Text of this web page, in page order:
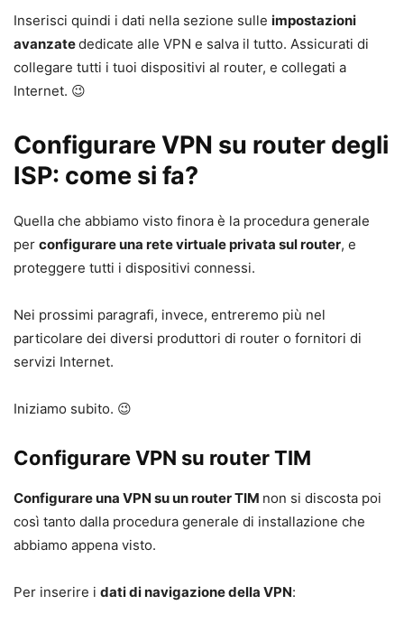
Inserisci quindi i dati nella sezione sulle impostazioni
avanzatededicate alle VPN e salva il tutto. Assicurati di
collegare tutti i tuoi dispositivi al router, e collegati a
Internet. 😉
Configurare VPN su router degli
ISP: come si fa?
Quella che abbiamo visto finora è la procedura generale
per configurare una rete virtuale privata sul router, e
proteggere tutti i dispositivi connessi.
Nei prossimi paragrafi, invece, entreremo più nel
particolare dei diversi produttori di router o fornitori di
servizi Internet.
Iniziamo subito. 😉
Configurare VPN su router TIM
Configurare una VPN su un router TIM non si discosta poi
così tanto dalla procedura generale di installazione che
abbiamo appena visto.
Per inserire i dati di navigazione della VPN: